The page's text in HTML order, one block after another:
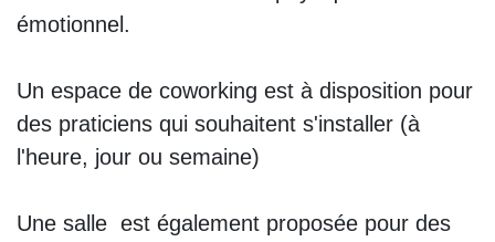
émotionnel.
Un espace de coworking est à disposition pour
des praticiens qui souhaitent s'installer (à
l'heure, jour ou semaine)
Une salle est également proposée pour des